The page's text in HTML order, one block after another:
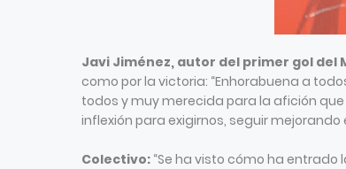
Javi Jiménez, autor del primer gol del
como por la victoria: “Enhorabuena a
todos y muy merecida para la afición
inflexión para exigirnos, seguir
Colectivo: “Se ha visto cómo ha entrado